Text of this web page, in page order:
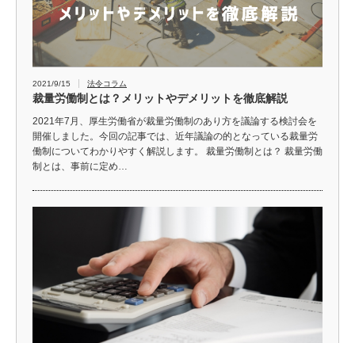
2021/9/15 法令コラム
裁量労働制とは？メリットやデメリットを徹底解説
2021年7月、厚生労働省が裁量労働制のあり方を議論する検討会を
開催しました。今回の記事では、近年議論の的となっている裁量労
働制についてわかりやすく解説します。 裁量労働制とは？ 裁量労働
制とは、事前に定め…